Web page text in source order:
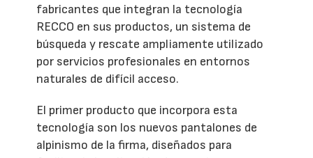
fabricantes que integran la tecnología
RECCO en sus productos, un sistema de
búsqueda y rescate ampliamente utilizado
por servicios profesionales en entornos
naturales de difícil acceso.
El primer producto que incorpora esta
tecnología son los nuevos pantalones de
alpinismo de la firma, diseñados para